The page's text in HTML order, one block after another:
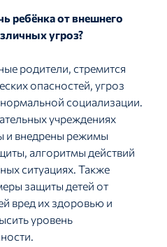
ребёнка от внешнего
угроз?
родители, стремится
опасностей, угроз
социализации.
учреждениях
и внедрены режимы
алгоритмы действий
ситуациях. Также
защиты детей от
вред их здоровью и
уровень